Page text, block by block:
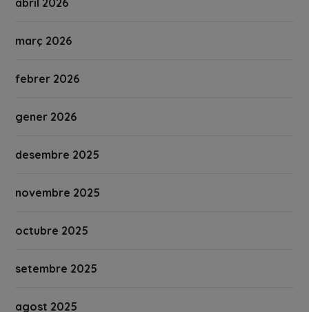
abril 2026
març 2026
febrer 2026
gener 2026
desembre 2025
novembre 2025
octubre 2025
setembre 2025
agost 2025